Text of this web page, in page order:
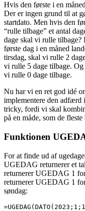
Hvis den første i en
Der er ingen grund til at
startdato. Men hvis den
“rulle tilbage” et antal
dage skal vi rulle
første dag i en måned
tirsdag, skal vi rulle 2
vi rulle 5 dage tilbage. Og
vi rulle 0 dage tilbage.
Nu har vi en ret god idé
implementere den
tricky, fordi vi skal
på en måde, som de
Funktionen
For at finde ud af
UGEDAG returnerer et
returnerer UGEDAG 1
returnerer UGEDAG 1
søndag: